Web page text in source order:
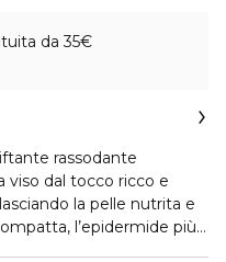
da 35€
rassodante
viso dal tocco ricco e
la pelle nutrita e
l’epidermide più